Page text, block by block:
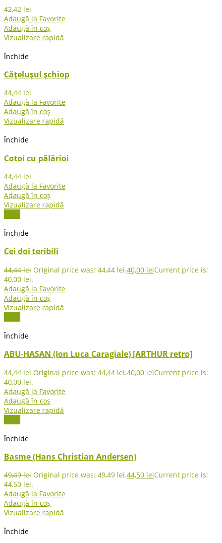
42,42 lei
Adaugă la Favorite
Adaugă în coș
Vizualizare rapidă
Închide
Cățelușul șchiop
44,44 lei
Adaugă la Favorite
Adaugă în coș
Vizualizare rapidă
Închide
Cotoi cu pălărioi
44,44 lei
Adaugă la Favorite
Adaugă în coș
Vizualizare rapidă
-10%
Închide
Cei doi teribili
44,44lei Original price was: 44,44 lei.40,00 leiCurrent price is:
40,00 lei.
Adaugă la Favorite
Adaugă în coș
Vizualizare rapidă
-10%
Închide
ABU-HASAN (Ion Luca Caragiale) [ARTHUR retro]
44,44lei Original price was: 44,44 lei.40,00 leiCurrent price is:
40,00 lei.
Adaugă la Favorite
Adaugă în coș
Vizualizare rapidă
-10%
Închide
Basme (Hans Christian Andersen)
49,49lei Original price was: 49,49 lei.44,50 leiCurrent price is:
44,50 lei.
Adaugă la Favorite
Adaugă în coș
Vizualizare rapidă
Închide